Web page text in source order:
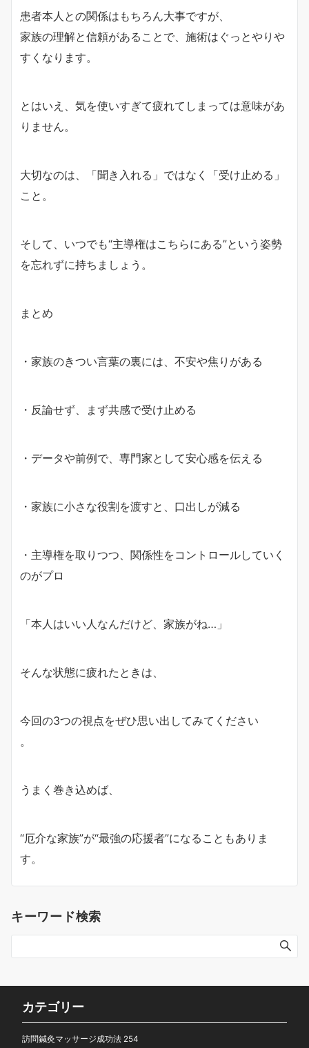
患者本人との関係はもちろん大事ですが、
家族の理解と信頼があることで、施術はぐっとやりや
すくなります。
とはいえ、気を使いすぎて疲れてしまっては意味があ
りません。
大切なのは、「聞き入れる」ではなく「受け止める」
こと。
そして、いつでも“主導権はこちらにある”という姿勢
を忘れずに持ちましょう。
まとめ
・家族のきつい言葉の裏には、不安や焦りがある
・反論せず、まず共感で受け止める
・データや前例で、専門家として安心感を伝える
・家族に小さな役割を渡すと、口出しが減る
・主導権を取りつつ、関係性をコントロールしていく
のがプロ
「本人はいい人なんだけど、家族がね…」
そんな状態に疲れたときは、
今回の3つの視点をぜひ思い出してみてください
。
うまく巻き込めば、
“厄介な家族”が“最強の応援者”になることもありま
す。
キーワード検索
カテゴリー
訪問鍼灸マッサージ成功法 254